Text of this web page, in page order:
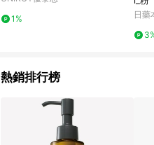
1%
日藥
熱銷排行榜